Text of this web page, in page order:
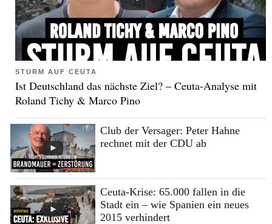
STURM AUF CEUTA
Ist Deutschland das nächste Ziel? – Ceuta-Analyse mit
Roland Tichy & Marco Pino
Club der Versager: Peter Hahne
rechnet mit der CDU ab
Ceuta-Krise: 65.000 fallen in die
Stadt ein – wie Spanien ein neues
2015 verhindert